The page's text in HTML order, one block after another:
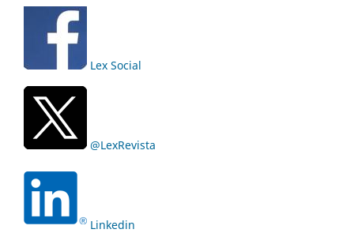
Lex Social
@LexRevista
Linkedin